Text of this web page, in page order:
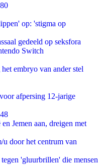
op: 'stigma op
gedeeld op seksfora
Switch
embryo van ander stel
afpersing 12-jarige
Jemen aan, dreigen met
u door het centrum van
'gluurbrillen' die mensen